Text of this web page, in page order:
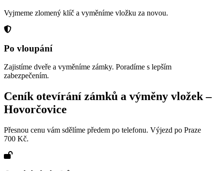
Vyjmeme zlomený klíč a vyměníme vložku za novou.
Po vloupání
Zajistíme dveře a vyměníme zámky. Poradíme s lepším
zabezpečením.
Ceník otevírání zámků a výměny vložek –
Hovorčovice
Přesnou cenu vám sdělíme předem po telefonu. Výjezd po Praze
700 Kč.